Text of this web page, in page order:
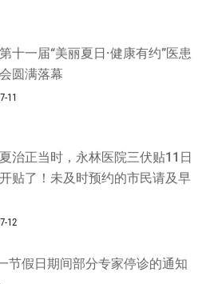
十一届“美丽夏日·健康有约”医患
圆满落幕
11
治正当时，永林医院三伏贴11日
贴了！未及时预约的市民请及早
12
节假日期间部分专家停诊的通知